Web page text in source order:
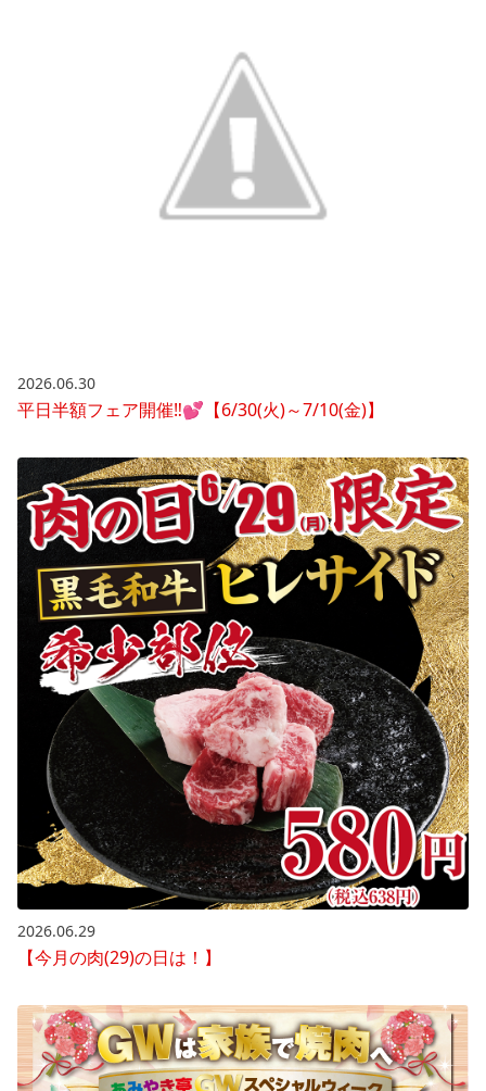
2026.06.30
平日半額フェア開催‼💕【6/30(火)～7/10(金)】
2026.06.29
【今月の肉(29)の日は！】